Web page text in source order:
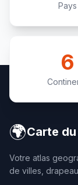
Pays
6
🌍Carte
Votre atlas
de villes,